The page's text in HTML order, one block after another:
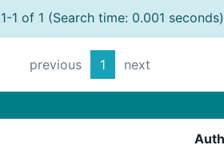
1 of 1 (Search time: 0.001
previous 1 next